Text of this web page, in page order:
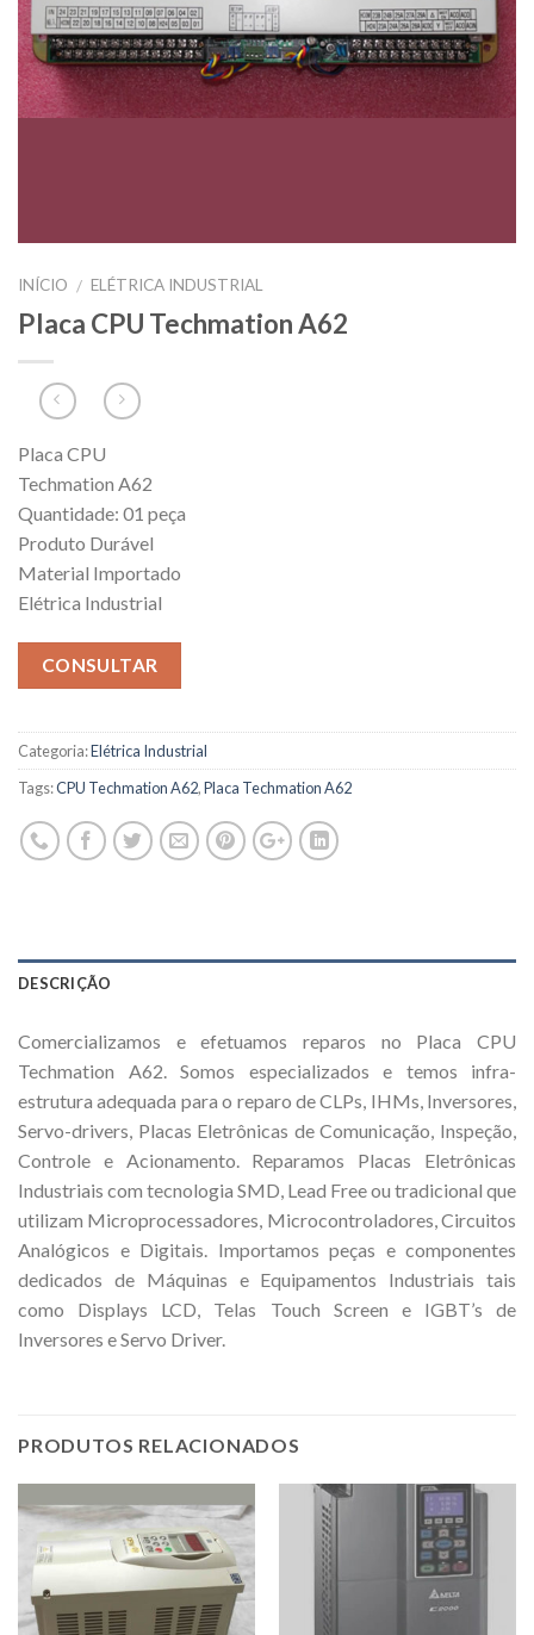
INÍCIO / ELÉTRICA INDUSTRIAL
Placa CPU Techmation A62
Placa CPU
Techmation A62
Quantidade: 01 peça
Produto Durável
Material Importado
Elétrica Industrial
CONSULTAR
Categoria:Elétrica Industrial
Tags:CPU Techmation A62,Placa Techmation A62
DESCRIÇÃO
Comercializamos e efetuamos reparos no Placa CPU
Techmation A62. Somos especializados e temos infra-
estrutura adequada para o reparo de CLPs, IHMs, Inversores,
Servo-drivers, Placas Eletrônicas de Comunicação, Inspeção,
Controle e Acionamento. Reparamos Placas Eletrônicas
Industriais com tecnologia SMD, Lead Free ou tradicional que
utilizam Microprocessadores, Microcontroladores, Circuitos
Analógicos e Digitais. Importamos peças e componentes
dedicados de Máquinas e Equipamentos Industriais tais
como Displays LCD, Telas Touch Screen e IGBT’s de
Inversores e Servo Driver.
PRODUTOS RELACIONADOS